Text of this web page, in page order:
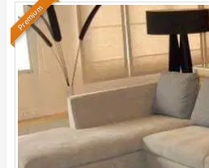
Premium